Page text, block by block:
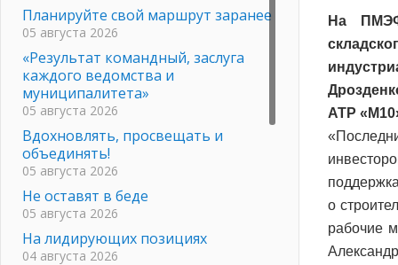
На
АТР
о
рабочие
Планируйте свой маршрут заранее
05 августа 2026
«Результат командный, заслуга
каждого ведомства и
муниципалитета»
05 августа 2026
Вдохновлять, просвещать и
объединять!
05 августа 2026
Не оставят в беде
05 августа 2026
На лидирующих позициях
04 августа 2026